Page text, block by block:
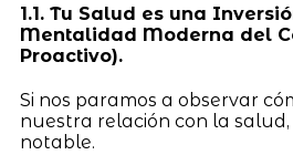
1.1. Tu Salud es una
Mentalidad Moderna del
Proactivo).
Si nos paramos a observar
nuestra relación con la
notable.